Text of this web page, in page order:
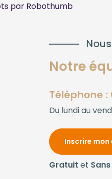
par Robothumb
Notre
Téléphone :
Du lundi au
Inscrire
Gratuit et